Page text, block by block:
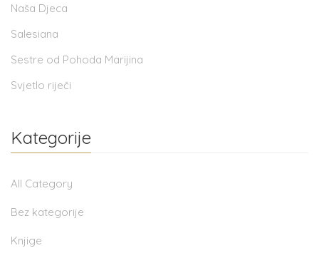
Naša Djeca
Salesiana
Sestre od Pohoda Marijina
Svjetlo riječi
Kategorije
All Category
Bez kategorije
Knjige